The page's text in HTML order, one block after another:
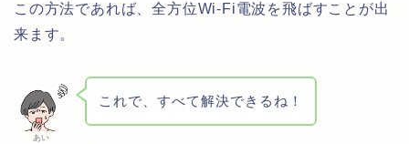
この方法であれば、全方位Wi-Fi電波を飛ばすことが出
来ます。
あい
これで、すべて解決できるね！